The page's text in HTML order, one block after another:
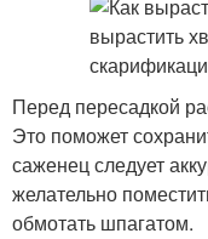
Перед пересадкой
Это поможет
саженец следует
желательно
обмотать шпагатом.